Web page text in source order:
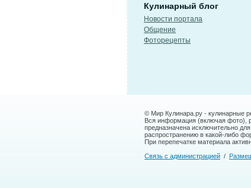
Кулинарный блог
Новости портала
Общение
Фоторецепты
© Мир Кулинара.ру - кулинарные
Вся информация (включая фото),
предназначена исключительно
распространению в какой-либо
При перепечатке материала
Связь с администрацией /